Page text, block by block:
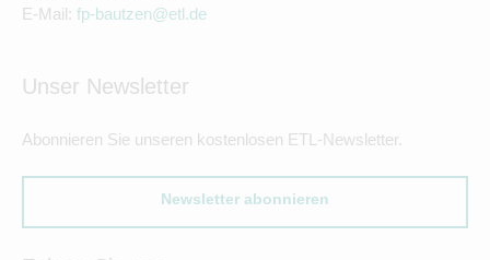
E-Mail: fp-bautzen@etl.de
Unser Newsletter
Abonnieren Sie unseren kostenlosen ETL-Newsletter.
Newsletter abonnieren